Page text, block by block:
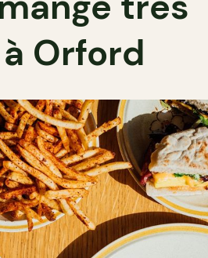
Orford